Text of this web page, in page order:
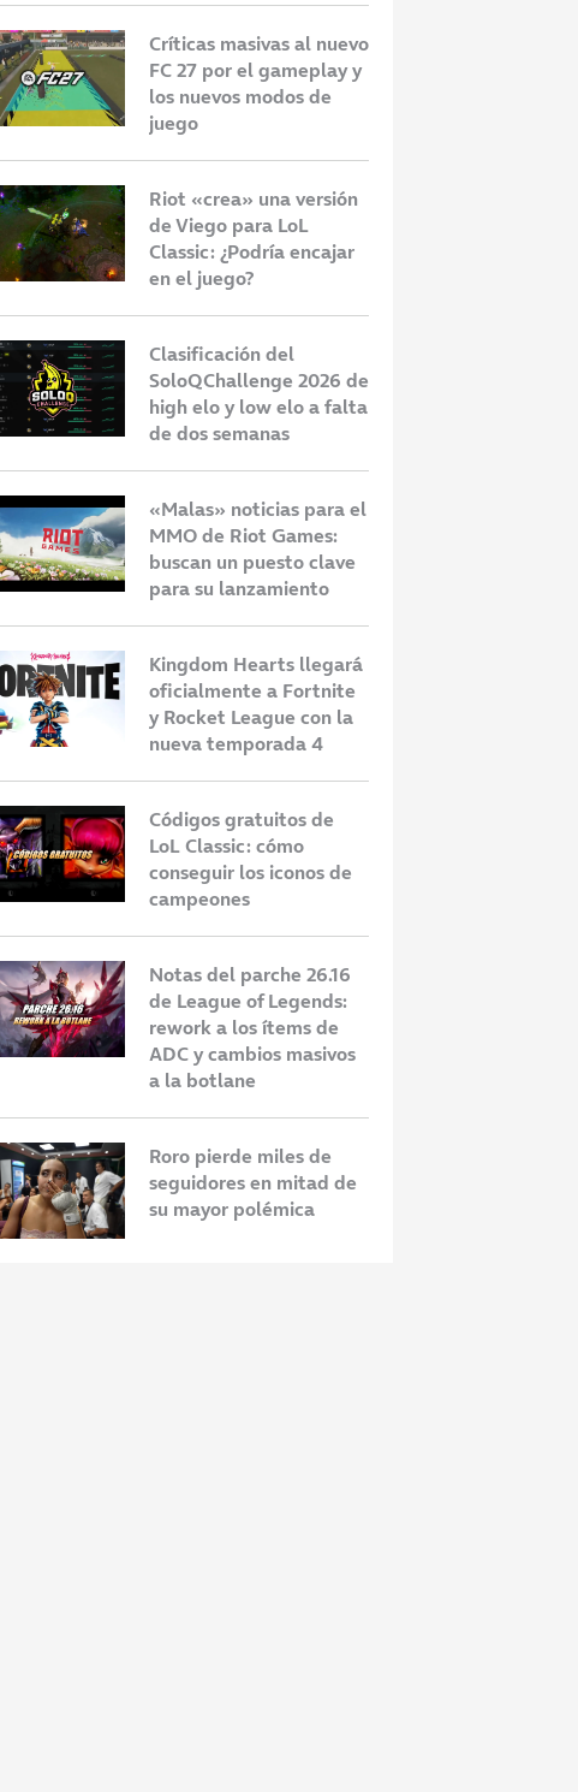
Críticas masivas al nuevo
FC 27 por el gameplay y
los nuevos modos de
juego
Riot «crea» una versión
de Viego para LoL
Classic: ¿Podría encajar
en el juego?
Clasificación del
SoloQChallenge 2026 de
high elo y low elo a falta
de dos semanas
«Malas» noticias para el
MMO de Riot Games:
buscan un puesto clave
para su lanzamiento
Kingdom Hearts llegará
oficialmente a Fortnite
y Rocket League con la
nueva temporada 4
Códigos gratuitos de
LoL Classic: cómo
conseguir los iconos de
campeones
Notas del parche 26.16
de League of Legends:
rework a los ítems de
ADC y cambios masivos
a la botlane
Roro pierde miles de
seguidores en mitad de
su mayor polémica